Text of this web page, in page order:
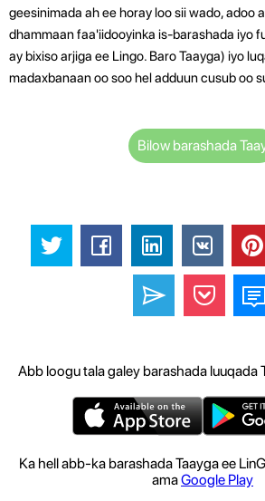
geesinimada ah ee horay loo sii wado, adoo
dhammaan faa'iidooyinka is-barashada iyo
ay bixiso arjiga ee Lingo. Baro Taayga) iyo
madaxbanaan oo soo hel adduun cusub oo
Bilow barashada
Abb loogu tala galey barashada luuqada
Ka hell abb-ka barashada Taayga ee
amaGoogle Play